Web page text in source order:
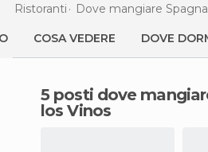
Ristoranti Dove mangiare Spagna
COSA VEDERE DOVE
5 posti dove mangiare a Icod de
los Vinos